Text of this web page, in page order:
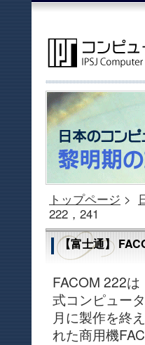
トップページ >
222，241
【富士通】
FACOM 222
式コンピュー
月に製作を終
れた商用機